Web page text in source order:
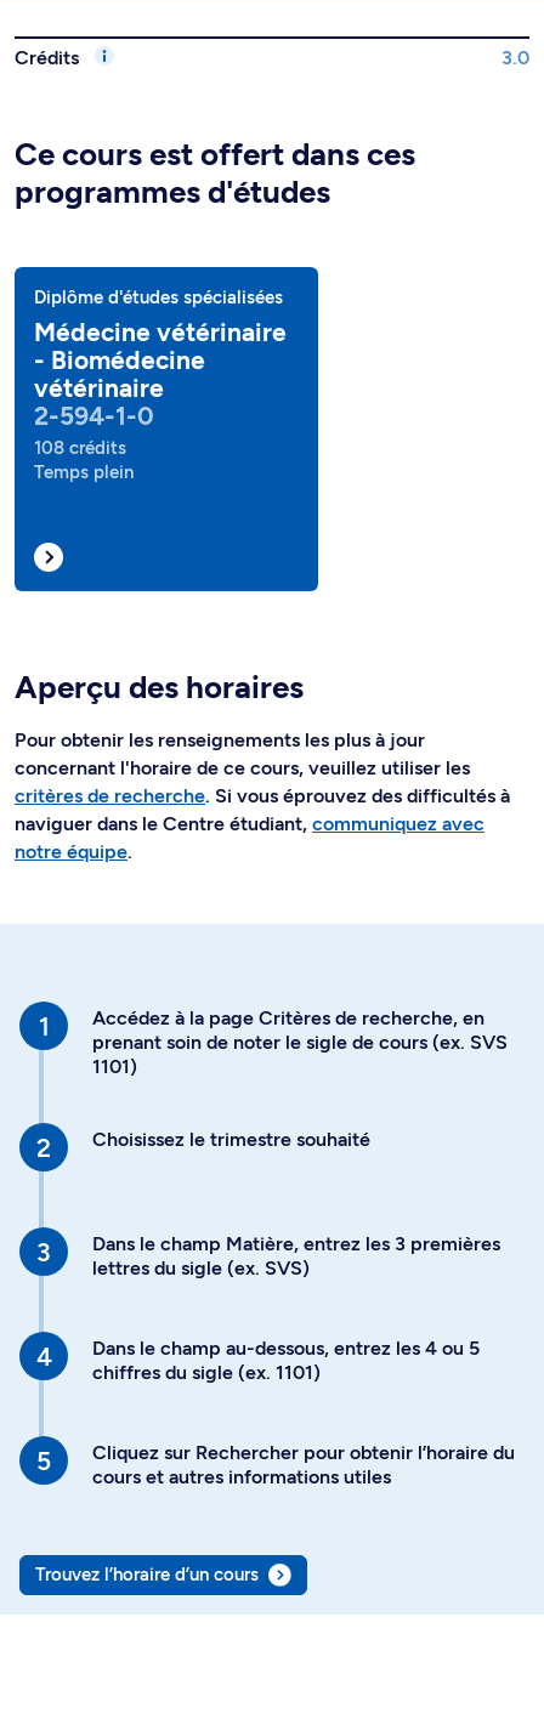
Crédits 3.0
Ce cours est offert dans ces
programmes d'études
Diplôme d'études spécialisées
Médecine vétérinaire
- Biomédecine
vétérinaire
2-594-1-0
108 crédits
Temps plein
Aperçu des horaires
Pour obtenir les renseignements les plus à jour
concernant l'horaire de ce cours, veuillez utiliser les
critères de recherche. Si vous éprouvez des difficultés à
naviguer dans le Centre étudiant, communiquez avec
notre équipe.
Accédez à la page Critères de recherche, en
prenant soin de noter le sigle de cours (ex. SVS
1101)
Choisissez le trimestre souhaité
Dans le champ Matière, entrez les 3 premières
lettres du sigle (ex. SVS)
Dans le champ au-dessous, entrez les 4 ou 5
chiffres du sigle (ex. 1101)
Cliquez sur Rechercher pour obtenir l’horaire du
cours et autres informations utiles
Trouvez l’horaire d’un cours